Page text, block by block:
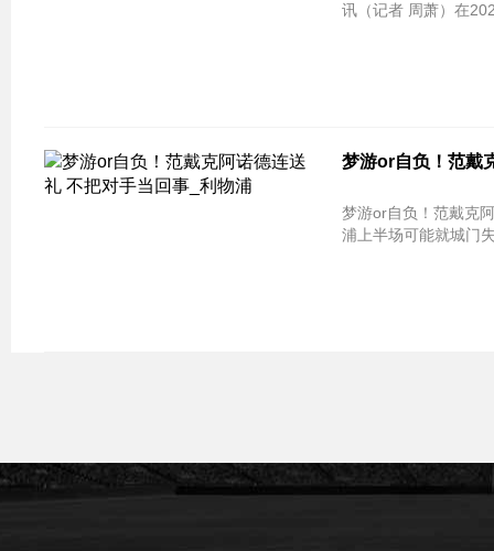
讯（记者 周萧）在
梦游or自负！范戴
梦游or自负！范戴克阿诺德连送礼
浦上半场可能就城门